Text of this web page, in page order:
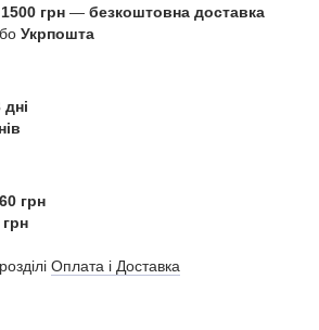
1500 грн — безкоштовна доставка
Укрпошта
дні
60 грн
Оплата і Доставка